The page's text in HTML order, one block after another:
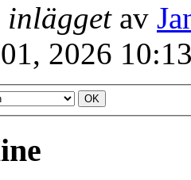
inläggetav
2026